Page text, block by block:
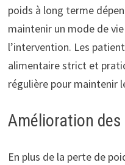
poids à long terme
maintenir un mode de
l’intervention. Les
alimentaire strict et
régulière pour maintenir
Amélioration
En plus de la perte de